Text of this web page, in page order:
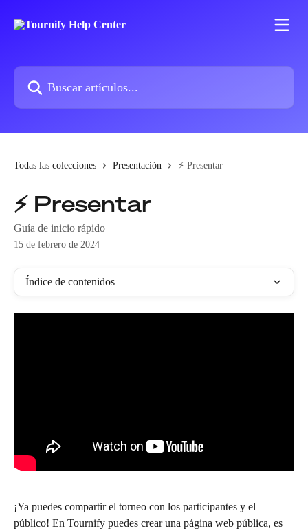
Buscar artículos...
Todas las colecciones Presentación ⚡️ Presentar
⚡️ Presentar
Guía de inicio rápido
15 de febrero de 2024
Índice de contenidos
¡Ya puedes compartir el torneo con los participantes y el
público! En Tournify puedes crear una página web pública, es